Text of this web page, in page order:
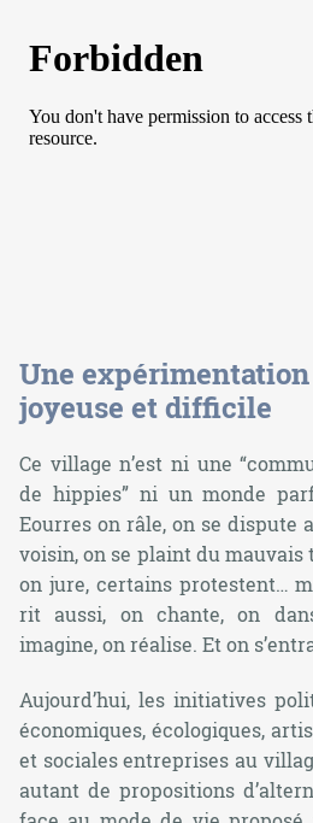
Une expérimentation
joyeuse et difficile
Ce village n’est ni une
de hippies” ni un monde
Eourres on râle, on se dispute
voisin, on se plaint du mauvais
on jure, certains protestent…
rit aussi, on chante, on
imagine, on réalise. Et on
Aujourd’hui, les initiatives
économiques, écologiques,
et sociales entreprises au
autant de propositions